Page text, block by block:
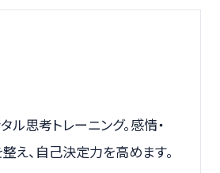
ル思考トレーニング。感情・
え、自己決定力を高めます。